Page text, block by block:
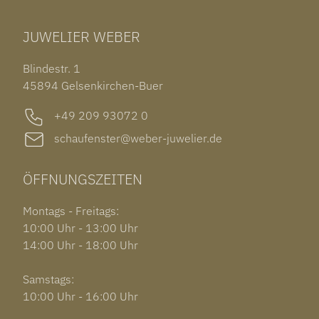
OHRSCHMUCK
OUT OF COLLECTION
ROLEX SUBMARINER DATE
GARMIN VENU 3S
JUWELIER WEBER
Blindestr. 1
45894 Gelsenkirchen-Buer
+49 209 93072 0
schaufenster@weber-juwelier.de
ÖFFNUNGSZEITEN
Montags - Freitags:
10:00 Uhr - 13:00 Uhr
14:00 Uhr - 18:00 Uhr
Samstags:
10:00 Uhr - 16:00 Uhr